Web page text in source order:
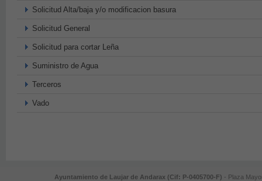
Solicitud Alta/baja y/o modificacion basura
Solicitud General
Solicitud para cortar Leña
Suministro de Agua
Terceros
Vado
Ayuntamiento de Laujar de Andarax (Cif: P-0405700-F) - Plaza